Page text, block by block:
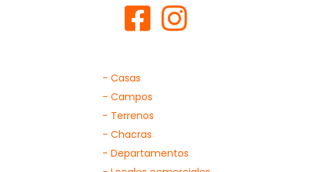
- Casas
- Campos
- Terrenos
- Chacras
- Departamentos